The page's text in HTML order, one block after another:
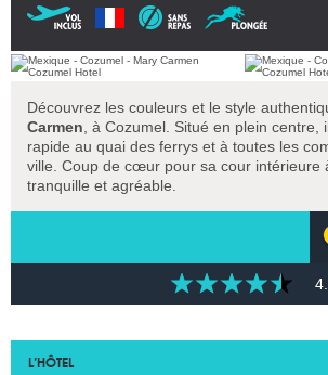
Découvrez les couleurs et le style
Carmen, à Cozumel. Situé en plein centre,
rapide au quai des ferrys et à toutes les
ville. Coup de cœur pour sa cour intérieure
tranquille et agréable.
L’HÔTEL